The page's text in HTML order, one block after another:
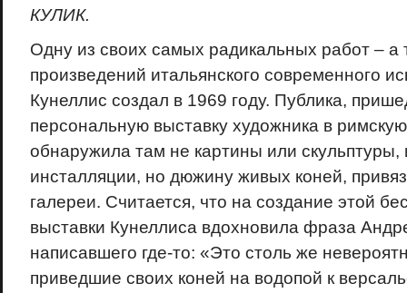
КУЛИК.
Одну из своих самых радикальных работ – а
произведений итальянского современного
Кунеллис создал в 1969 году. Публика,
персональную выставку художника в
обнаружила там не картины или
инсталляции, но дюжину живых коней,
галереи. Считается, что на создание этой
выставки Кунеллиса вдохновила фраза
написавшего где-то: «Это столь же
приведшие своих коней на водопой к